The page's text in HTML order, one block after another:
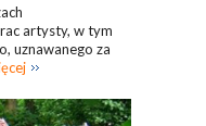
artysty, w tym
uznawanego za